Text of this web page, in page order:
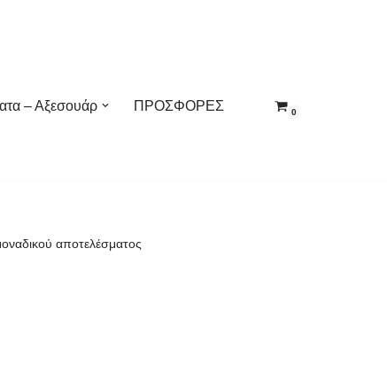
– Αξεσουάρ ΠΡΟΣΦΟΡΕΣ 0
αποτελέσματος